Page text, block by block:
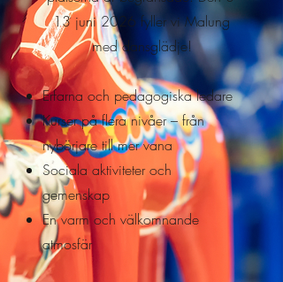
13 juni 2026 fyller vi Malung
med dansglädje!
Erfarna och pedagogiska ledare
Kurser på flera nivåer – från
nybörjare till mer vana
Sociala aktiviteter och
gemenskap
En varm och välkomnande
atmosfär